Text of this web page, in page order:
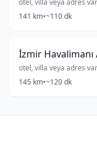
otel, villa veya adres
141 km•~110 dk
İzmir
otel, villa veya adres
145 km•~120 dk